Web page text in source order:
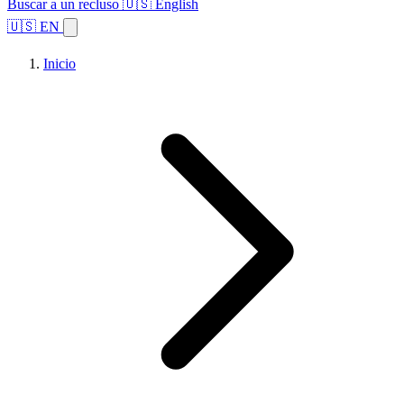
Buscar a un recluso 🇺🇸 English
🇺🇸 EN
Inicio